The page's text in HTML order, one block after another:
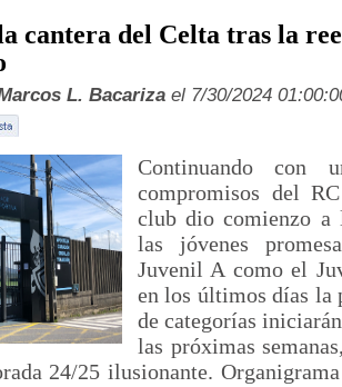
cantera del Celta tras la
L. Bacariza el 7/30/2024
Continuando con
compromisos del
club dio comienzo a
las jóvenes
Juvenil A como el
en los últimos días la
de categorías
las próximas
24/25 ilusionante.